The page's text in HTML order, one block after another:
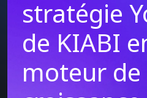
stratégie
de KIABI
moteur de